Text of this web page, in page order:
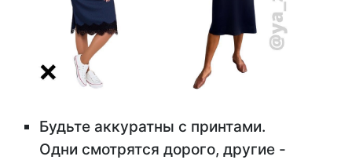
Будьте аккуратны с принтами.
Одни смотрятся дорого, другие -